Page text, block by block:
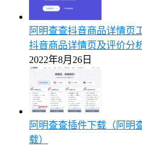
阿明查查抖音商品详情页
抖音商品详情页及评价分
2022年8月26日
阿明查查插件下载（阿明
载）